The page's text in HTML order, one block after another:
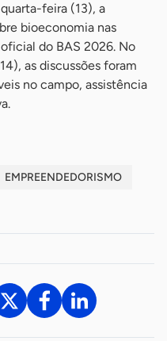
feira (13), a
bioeconomia nas
do BAS 2026. No
as discussões foram
no campo, assistência
EMPREENDEDORISMO